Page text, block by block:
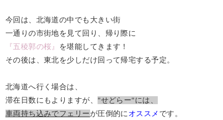
今回は、北海道の中でも大きい街
一通りの市街地を見て回り、帰り際に
『五稜郭の桜』
を堪能してきます！
その後は、東北を少しだけ回って帰宅する予定。
北海道へ行く場合は、
滞在日数にもよりますが、 "せどらー"には、
車両持ち込みでフェリーが圧倒的に オススメ です。